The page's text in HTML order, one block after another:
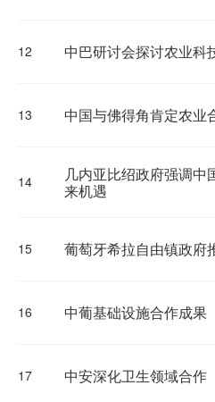
12 中巴研讨会探讨农业科
13 中国与佛得角肯定农业
14
几内亚比绍政府强调中
来机遇
15 葡萄牙希拉自由镇政府
16 中葡基础设施合作成果
17 中安深化卫生领域合作